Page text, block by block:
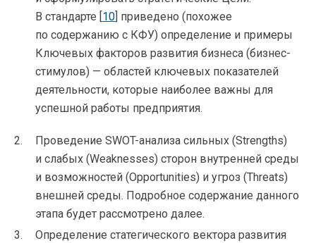
В стандарте [ 10 ] приведено (похожее
по содержанию с КФУ) определение и примеры
Ключевых факторов развития бизнеса (бизнес-
стимулов) — областей ключевых показателей
деятельности, которые наиболее важны для
успешной работы предприятия.
Проведение SWOT-анализа сильных (Strengths)
и слабых (Weaknesses) сторон внутренней среды
и возможностей (Opportunities) и угроз (Threats)
внешней среды. Подробное содержание данного
этапа будет рассмотрено далее.
Определение статегического вектора развития